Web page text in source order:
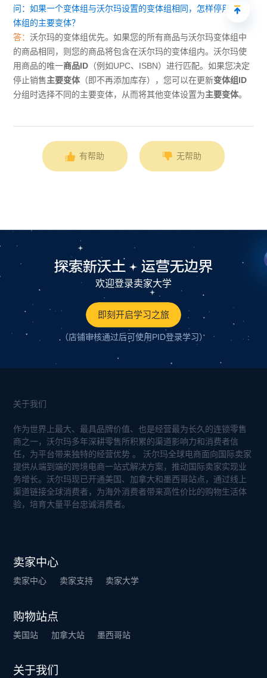
问：如果一个变体组与沃尔玛设置的变体组相同，怎样停用该变
体组的主要变体？
答：沃尔玛的变体组优先。如果您的所有商品与沃尔玛变体组中
的商品相同，则您的商品将包含在沃尔玛的变体组内。沃尔玛使
用商品的唯一商品ID （例如UPC、ISBN）进行匹配。如果您决定
停止销售主要变体 （即不再添加库存），您可以在更新变体组ID
分组时选择不同的主要变体，从而将其他变体设置为主要变体。
有帮助 无帮助
探索新沃土 运营无边界
欢迎登录卖家大学
即刻开启学习之旅
（店铺审核通过后可使用PID登录学习）
关于我们
作为世界上最大、最具品牌价值、也是经营最为长久的连锁零售
商之一，沃尔玛多年深耕零售所积累的渠道影响力和消费者信
任，为平台带来独特的经营优势 。 沃尔玛全球电商面向国际卖家
提供从端到端的跨境电商一站式解决方案，推动国际卖家实现业
务增长。沃尔玛现已开通美国、加拿大和墨西哥站点，通过线上
渠道链接全球消费者，为海外消费者带来高性价比的购物生活体
验，培育大量平台忠诚消费者。
卖家中心
卖家中心 卖家支持 卖家大学
购物站点
美国站 加拿大站 墨西哥站
关于我们